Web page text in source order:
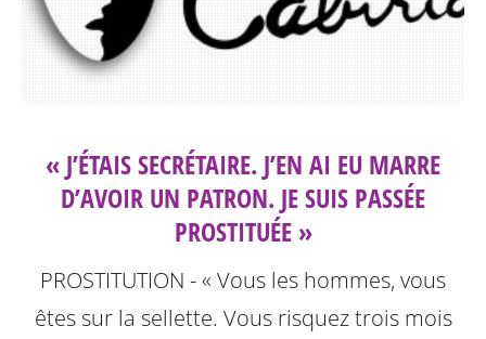
« J’ÉTAIS SECRÉTAIRE. J’EN AI EU MARRE
D’AVOIR UN PATRON. JE SUIS PASSÉE
PROSTITUÉE »
PROSTITUTION - « Vous les hommes, vous
êtes sur la sellette. Vous risquez trois mois